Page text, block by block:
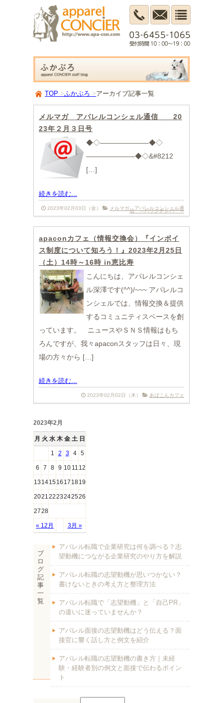
TOP ふかぶろ アーカイブ記事一覧
メルマガ アパレルコンシェル通信 20
23年２月３日号
◆◇———————◆◇
———————◆◇&#8212
[…]
続きを読む...
2023年02月03日（金） メルマガ アパレルコンシェル通
信 ～バックナンバー～
apaconカフェ（情報交換会）『インボイ
ス制度について知ろう！』2023年2月25日
（土）14時～16時 in恵比寿
こんにちは、アパレルコンシェ
ル深澤です(^^)/~~~ アパレルコ
ンシェルでは、情報交換＆提供
するコミュニティスペースを創
っています。 ニュースやＳＮＳ情報はもち
ろんですが、我々apaconスタッフは日々、現
場の方々から […]
続きを読む...
2023年02月02日（木） あぱこんカフェ
2023年2月
月 火 水 木 金 土 日
« 12月 3月 »
1 2 3 4 5
6 7 8 9 10 11 12
13 141516 17 1819
20212223242526
2728
ブ
ロ
グ
記
事
一
覧
アパレル転職で企業研究は何を調べる？志
望動機につながる企業研究のやり方を解説
アパレル転職の志望動機が思いつかない？
書けないときの考え方と整理方法
アパレル転職で「志望動機」と「自己PR」
の違いに迷っていませんか？
アパレル面接の志望動機はどう伝える？面
接官に響く話し方と例文を紹介
アパレル転職の志望動機の書き方｜未経
験・経験者別の例文と面接で伝わるポイン
ト